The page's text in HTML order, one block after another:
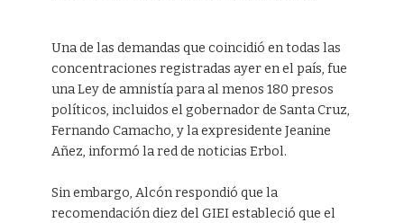
Una de las demandas que coincidió en todas las
concentraciones registradas ayer en el país, fue
una Ley de amnistía para al menos 180 presos
políticos, incluidos el gobernador de Santa Cruz,
Fernando Camacho, y la expresidente Jeanine
Añez, informó la red de noticias Erbol.
Sin embargo, Alcón respondió que la
recomendación diez del GIEI estableció que el